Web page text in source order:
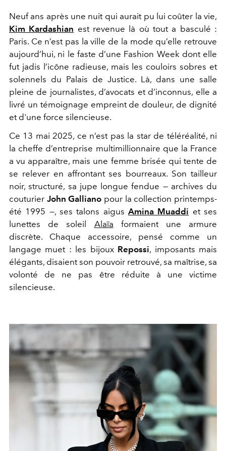
Neuf ans après une nuit qui aurait pu lui coûter la vie,
Kim Kardashian est revenue là où tout a basculé :
Paris. Ce n’est pas la ville de la mode qu’elle retrouve
aujourd’hui, ni le faste d’une Fashion Week dont elle
fut jadis l’icône radieuse, mais les couloirs sobres et
solennels du Palais de Justice. Là, dans une salle
pleine de journalistes, d’avocats et d’inconnus, elle a
livré un témoignage empreint de douleur, de dignité
et d'une force silencieuse.
Ce 13 mai 2025, ce n’est pas la star de téléréalité, ni
la cheffe d’entreprise multimillionnaire que la France
a vu apparaître, mais une femme brisée qui tente de
se relever en affrontant ses bourreaux. Son tailleur
noir, structuré, sa jupe longue fendue — archives du
couturier John Galliano pour la collection printemps-
été 1995 —, ses talons aigus Amina Muaddi et ses
lunettes de soleil Alaïa formaient une armure
discrète. Chaque accessoire, pensé comme un
langage muet : les bijoux Repossi, imposants mais
élégants, disaient son pouvoir retrouvé, sa maîtrise, sa
volonté de ne pas être réduite à une victime
silencieuse.